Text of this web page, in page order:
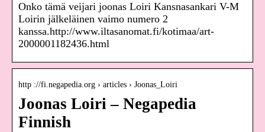
Onko tämä veijari joonas Loiri Kansnasankari V-M
Loirin jälkeläinen vaimo numero 2
kanssa.http://www.iltasanomat.fi/kotimaa/art-
2000001182436.html
http ://fi.negapedia.org › articles › Joonas_Loiri
Joonas Loiri – Negapedia
Finnish